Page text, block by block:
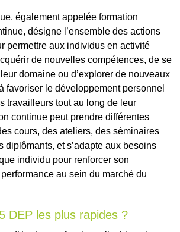
également appelée formation
désigne l’ensemble des actions
permettre aux individus en activité
de nouvelles compétences, de se
domaine ou d’explorer de nouveaux
favoriser le développement personnel
travailleurs tout au long de leur
continue peut prendre différentes
cours, des ateliers, des séminaires
diplômants, et s’adapte aux besoins
individu pour renforcer son
au sein du marché du
DEP les plus rapides ?